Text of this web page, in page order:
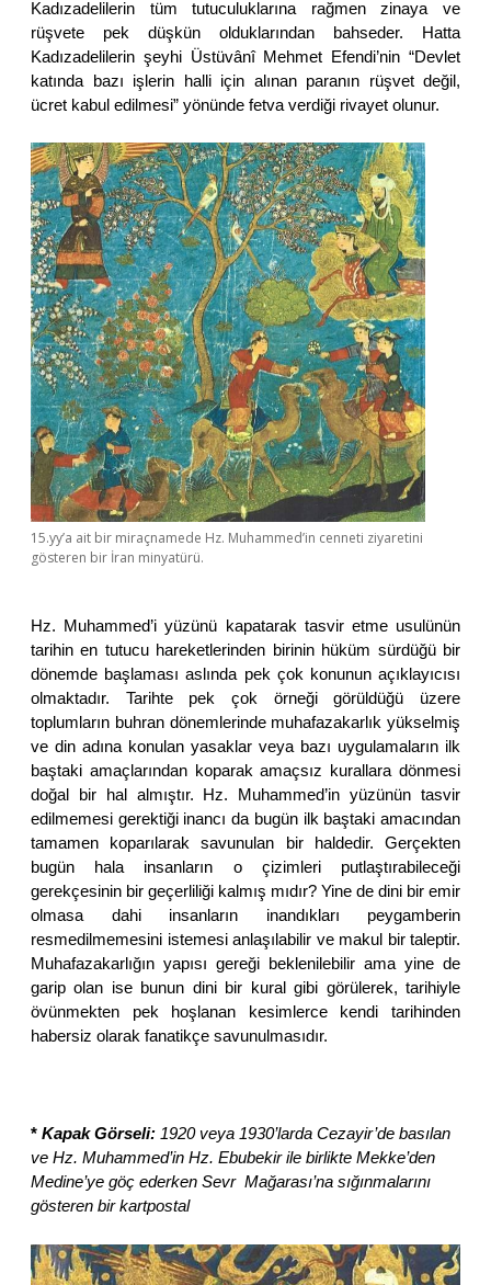
Kadızadelilerin tüm tutuculuklarına rağmen zinaya ve
rüşvete pek düşkün olduklarından bahseder. Hatta
Kadızadelilerin şeyhi Üstüvânî Mehmet Efendi’nin “Devlet
katında bazı işlerin halli için alınan paranın rüşvet değil,
ücret kabul edilmesi” yönünde fetva verdiği rivayet olunur.
15.yy’a ait bir miraçnamede Hz. Muhammed’in cenneti ziyaretini
gösteren bir İran minyatürü.
Hz. Muhammed’i yüzünü kapatarak tasvir etme usulünün
tarihin en tutucu hareketlerinden birinin hüküm sürdüğü bir
dönemde başlaması aslında pek çok konunun açıklayıcısı
olmaktadır. Tarihte pek çok örneği görüldüğü üzere
toplumların buhran dönemlerinde muhafazakarlık yükselmiş
ve din adına konulan yasaklar veya bazı uygulamaların ilk
baştaki amaçlarından koparak amaçsız kurallara dönmesi
doğal bir hal almıştır. Hz. Muhammed’in yüzünün tasvir
edilmemesi gerektiği inancı da bugün ilk baştaki amacından
tamamen koparılarak savunulan bir haldedir. Gerçekten
bugün hala insanların o çizimleri putlaştırabileceği
gerekçesinin bir geçerliliği kalmış mıdır? Yine de dini bir emir
olmasa dahi insanların inandıkları peygamberin
resmedilmemesini istemesi anlaşılabilir ve makul bir taleptir.
Muhafazakarlığın yapısı gereği beklenilebilir ama yine de
garip olan ise bunun dini bir kural gibi görülerek, tarihiyle
övünmekten pek hoşlanan kesimlerce kendi tarihinden
habersiz olarak fanatikçe savunulmasıdır.
* Kapak Görseli: 1920 veya 1930’larda Cezayir’de basılan
ve Hz. Muhammed’in Hz. Ebubekir ile birlikte Mekke’den
Medine’ye göç ederken Sevr Mağarası’na sığınmalarını
gösteren bir kartpostal